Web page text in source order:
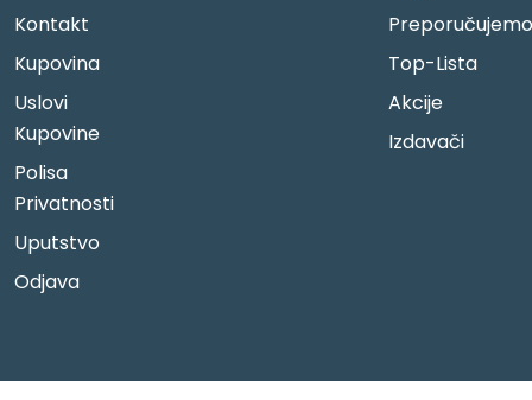
Kontakt
Kupovina
Uslovi
Kupovine
Polisa
Privatnosti
Uputstvo
Odjava
Preporučujemo
Top-Lista
Akcije
Izdavači